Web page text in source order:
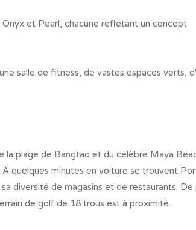
et Pearl, chacune reflétant un concept
salle de fitness, de vastes espaces verts,
plage de Bangtao et du célèbre Maya
quelques minutes en voiture se trouvent
diversité de magasins et de restaurants. De
de golf de 18 trous est à proximité.